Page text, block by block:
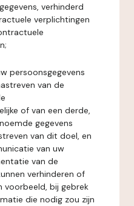
verhinderd
verplichtingen
persoonsgegevens
van de
of van een derde,
gegevens
van dit doel, en
van uw
van de
verhinderen of
voorbeeld, bij gebrek
die nodig zou zijn